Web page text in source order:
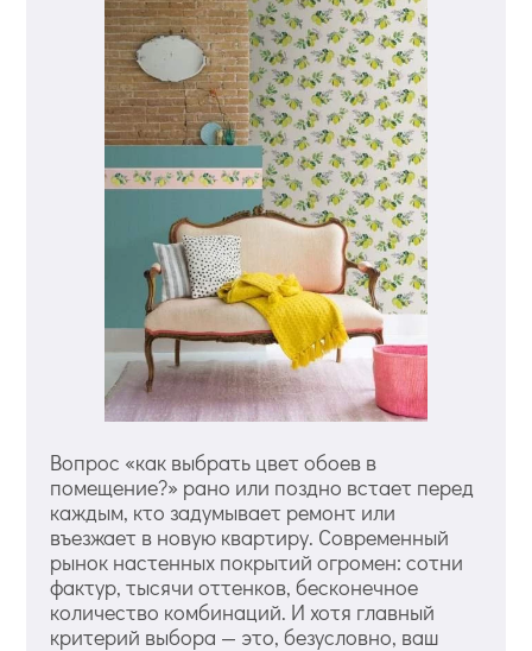
Вопрос «как выбрать цвет обоев в
помещение?» рано или поздно встает перед
каждым, кто задумывает ремонт или
въезжает в новую квартиру. Современный
рынок настенных покрытий огромен: сотни
фактур, тысячи оттенков, бесконечное
количество комбинаций. И хотя главный
критерий выбора — это, безусловно, ваш